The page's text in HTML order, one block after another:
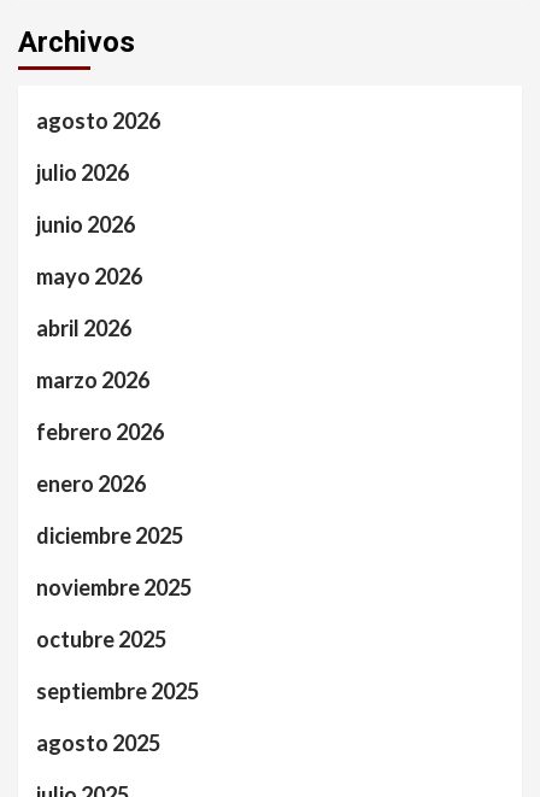
Archivos
agosto 2026
julio 2026
junio 2026
mayo 2026
abril 2026
marzo 2026
febrero 2026
enero 2026
diciembre 2025
noviembre 2025
octubre 2025
septiembre 2025
agosto 2025